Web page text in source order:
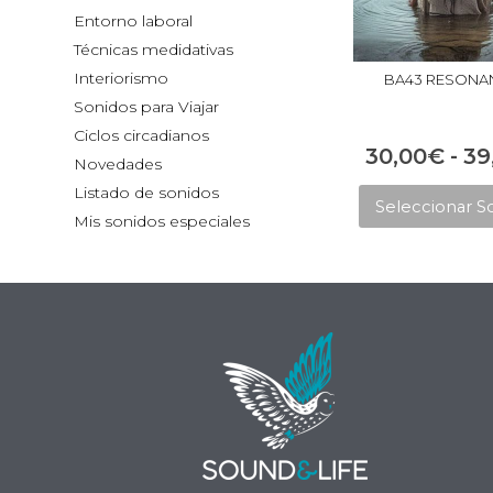
BA43
30,00€ -
Seleccionar
Entorno laboral
Técnicas medidativas
Interiorismo
Sonidos para Viajar
Ciclos circadianos
Novedades
Listado de sonidos
Mis sonidos especiales